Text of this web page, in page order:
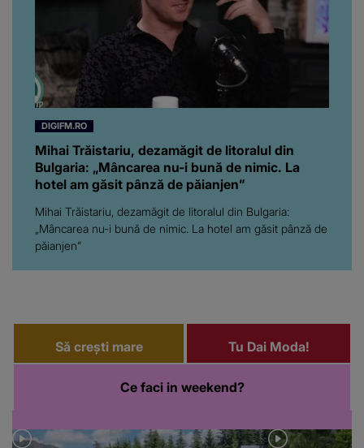
DIGIFM.RO
Mihai Trăistariu, dezamăgit de litoralul din
Bulgaria: „Mâncarea nu-i bună de nimic. La
hotel am găsit pânză de păianjen”
Mihai Trăistariu, dezamăgit de litoralul din Bulgaria:
„Mâncarea nu-i bună de nimic. La hotel am găsit pânză de
păianjen”
Să crești mare Tu Dai Moda!
Ce faci in weekend?